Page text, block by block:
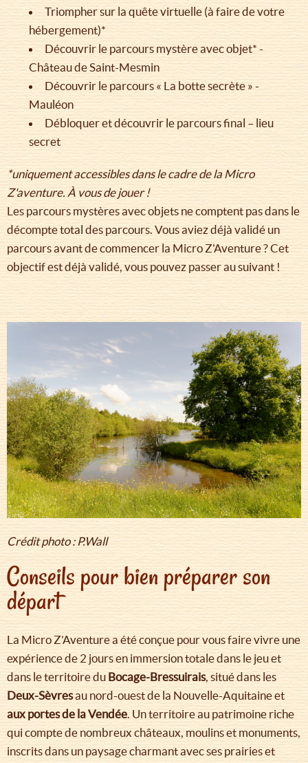
Triompher sur la quête virtuelle (à faire de votre
hébergement)*
Découvrir le parcours mystère avec objet* -
Château de Saint-Mesmin
Découvrir le parcours « La botte secrète » -
Mauléon
Débloquer et découvrir le parcours final – lieu
secret
*uniquement accessibles dans le cadre de la Micro
Z'aventure. À vous de jouer !
Les parcours mystères avec objets ne comptent pas dans le
décompte total des parcours. Vous aviez déjà validé un
parcours avant de commencer la Micro Z'Aventure ? Cet
objectif est déjà validé, vous pouvez passer au suivant !
Crédit photo : P.Wall
Conseils pour bien préparer son
départ
La Micro Z’Aventure a été conçue pour vous faire vivre une
expérience de 2 jours en immersion totale dans le jeu et
dans le territoire du Bocage-Bressuirais, situé dans les
Deux-Sèvresau nord-ouest de la Nouvelle-Aquitaine et
aux portes de la Vendée . Un territoire au patrimoine riche
qui compte de nombreux châteaux, moulins et monuments,
inscrits dans un paysage charmant avec ses prairies et